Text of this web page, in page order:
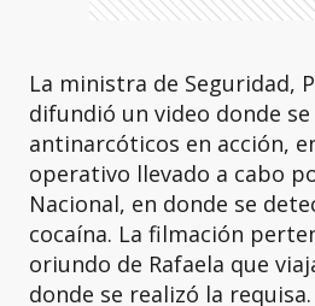
La ministra de Seguridad,
difundió un video donde
antinarcóticos en acción,
operativo llevado a cabo
Nacional, en donde se
cocaína. La filmación
oriundo de Rafaela que
donde se realizó la requisa.